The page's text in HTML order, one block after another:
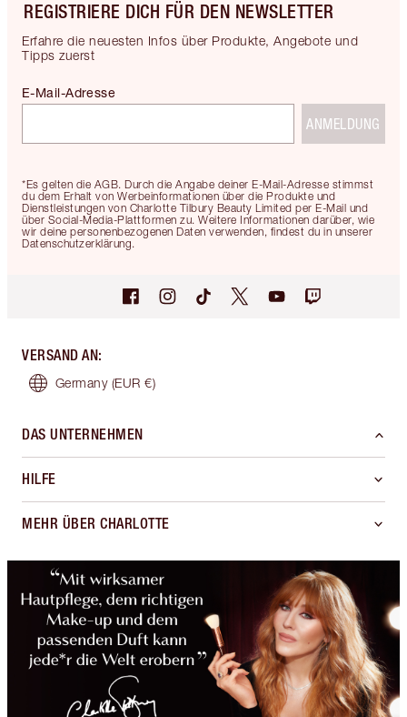
REGISTRIERE DICH FÜR DEN NEWSLETTER
Erfahre die neuesten Infos über Produkte, Angebote und
Tipps zuerst
*Es gelten die AGB. Durch die Angabe deiner E-Mail-Adresse stimmst
du dem Erhalt von Werbeinformationen über die Produkte und
Dienstleistungen von Charlotte Tilbury Beauty Limited per E-Mail und
über Social-Media-Plattformen zu. Weitere Informationen darüber, wie
wir deine personenbezogenen Daten verwenden, findest du in unserer
Datenschutzerklärung.
E-Mail-Adresse
ANMELDUNG
VERSAND AN:
Germany (EUR €)
DAS UNTERNEHMEN
HILFE
MEHR ÜBER CHARLOTTE